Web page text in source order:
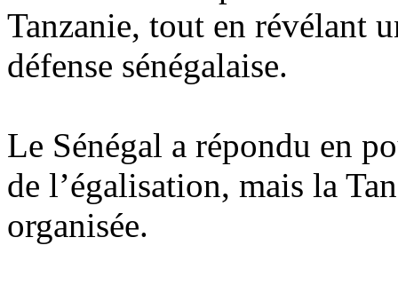
Tanzanie, tout en révélant
défense sénégalaise.
Le Sénégal a répondu en
de l’égalisation, mais la
organisée.